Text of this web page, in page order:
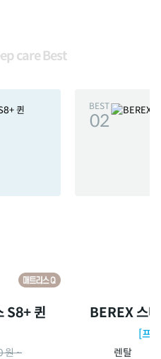
care Best
S8+ 퀸
원 ~
BEST
02
BEREX 스
[프
렌탈